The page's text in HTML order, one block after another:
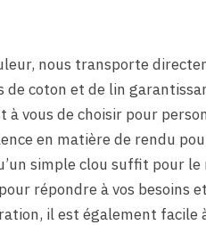
nous transporte
de coton et de lin
à vous de choisir pour
en matière de rendu
simple clou suffit pour
répondre à vos besoins
il est également